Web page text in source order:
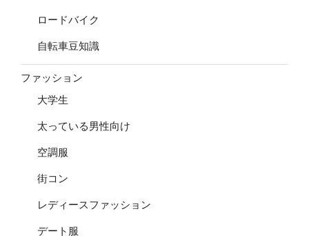
ロードバイク
自転車豆知識
ファッション
大学生
太っている男性向け
空調服
街コン
レディースファッション
デート服